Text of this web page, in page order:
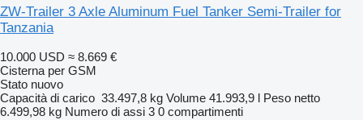
ZW-Trailer 3 Axle Aluminum Fuel Tanker Semi-Trailer for
Tanzania
10.000 USD ≈ 8.669 €
Cisterna per GSM
Stato nuovo
Capacità di carico 33.497,8 kg Volume 41.993,9 l Peso netto
6.499,98 kg Numero di assi 3 0 compartimenti